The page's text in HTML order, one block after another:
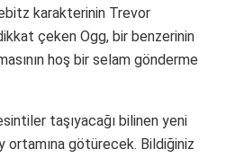
karakterinin Trevor
çeken Ogg, bir benzerinin
hoş bir selam gönderme
taşıyacağı bilinen yeni
ortamına götürecek. Bildiğiniz